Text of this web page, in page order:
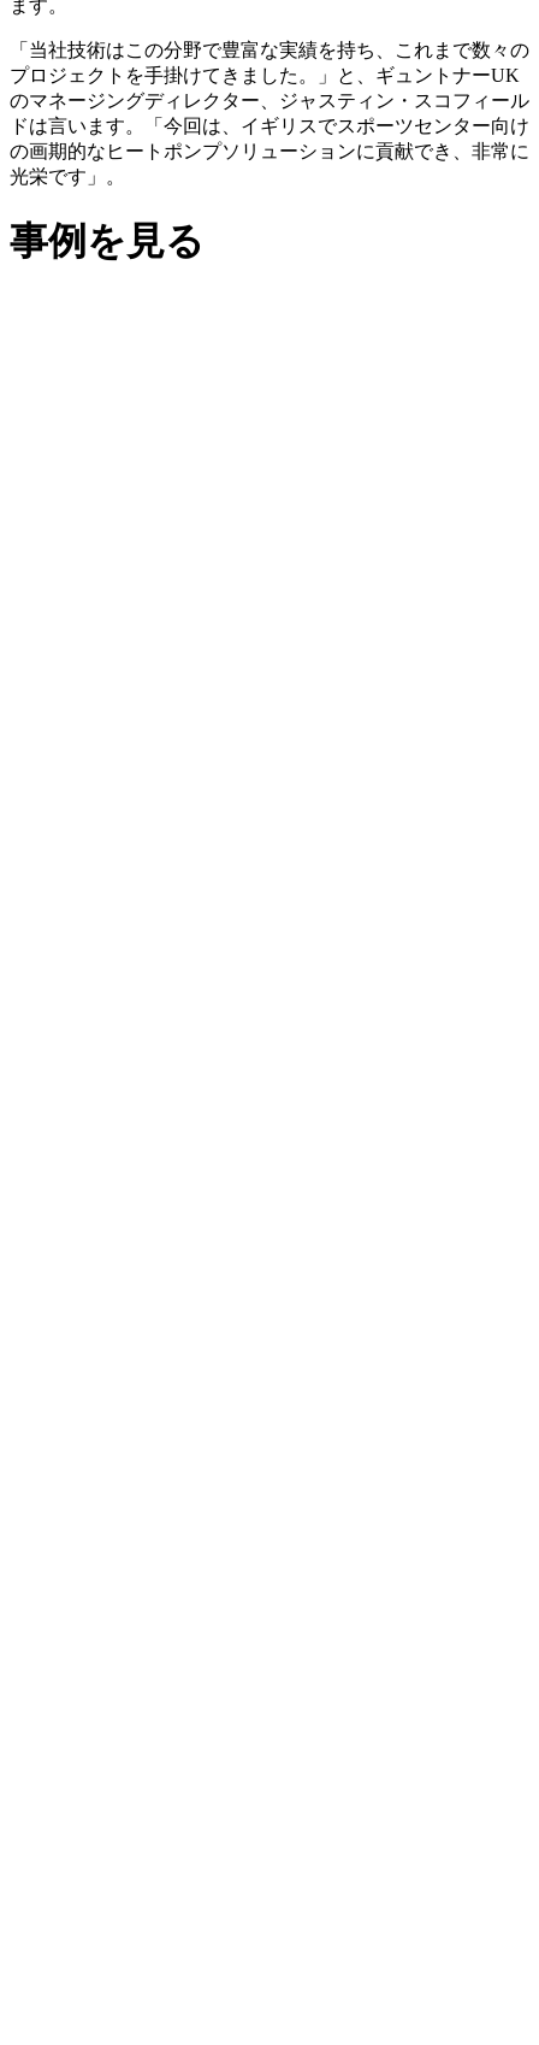
ます。
「当社技術はこの分野で豊富な実績を持ち、これまで数々の
プロジェクトを手掛けてきました。」と、ギュントナーUK
のマネージングディレクター、ジャスティン・スコフィール
ドは言います。「今回は、イギリスでスポーツセンター向け
の画期的なヒートポンプソリューションに貢献でき、非常に
光栄です」。
事例を見る